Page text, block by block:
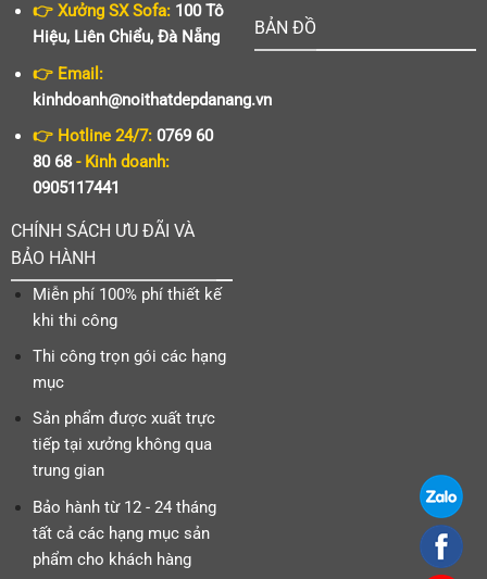
👉 Xưởng SX Sofa:100 Tô
Hiệu, Liên Chiểu, Đà Nẵng
👉 Email:
kinhdoanh@noithatdepdanang.vn
👉 Hotline 24/7:0769 60
80 68- Kinh doanh:
0905117441
CHÍNH SÁCH ƯU ĐÃI VÀ
BẢO HÀNH
Miễn phí 100% phí thiết kế
khi thi công
Thi công trọn gói các hạng
mục
Sản phẩm được xuất trực
tiếp tại xưởng không qua
trung gian
Bảo hành từ 12 - 24 tháng
tất cả các hạng mục sản
phẩm cho khách hàng
BẢN ĐỒ